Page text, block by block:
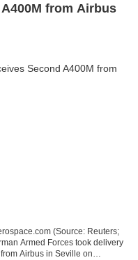
from Airbus
Armed Forces took delivery
Airbus in Seville on